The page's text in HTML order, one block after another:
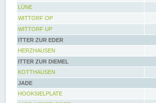
LÜNE
WITTORF OP
WITTORF UP
ITTER ZUR EDER
HERZHAUSEN
ITTER ZUR DIEMEL
KOTTHAUSEN
JADE
HOOKSIELPLATE